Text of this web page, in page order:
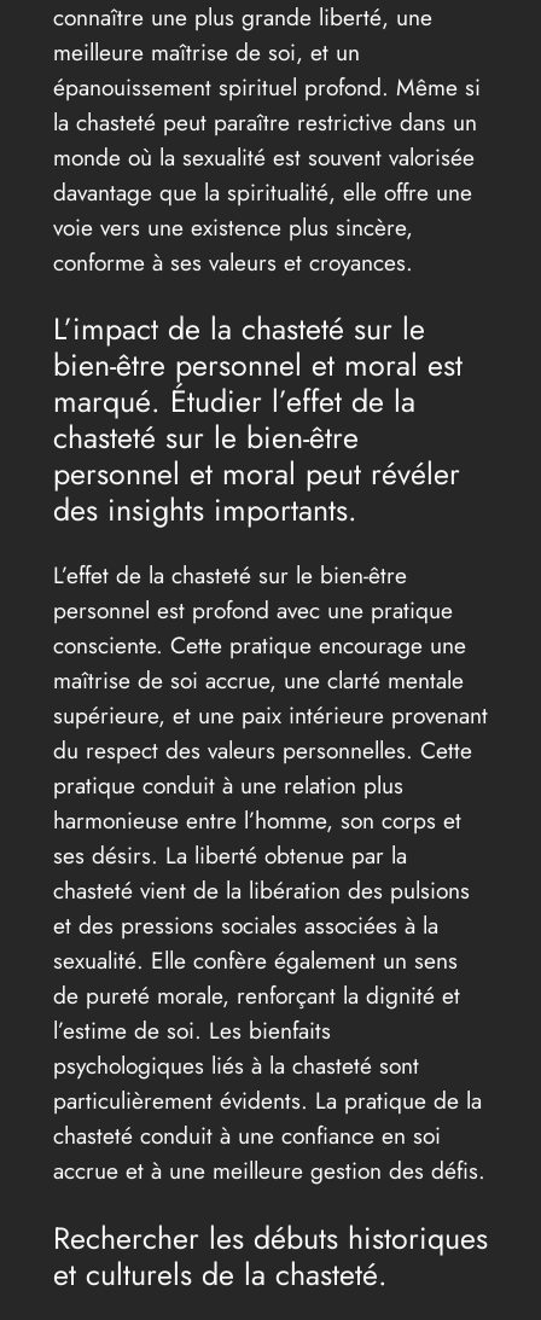
connaître une plus grande liberté, une
meilleure maîtrise de soi, et un
épanouissement spirituel profond. Même si
la chasteté peut paraître restrictive dans un
monde où la sexualité est souvent valorisée
davantage que la spiritualité, elle offre une
voie vers une existence plus sincère,
conforme à ses valeurs et croyances.
L’impact de la chasteté sur le
bien-être personnel et moral est
marqué. Étudier l’effet de la
chasteté sur le bien-être
personnel et moral peut révéler
des insights importants.
L’effet de la chasteté sur le bien-être
personnel est profond avec une pratique
consciente. Cette pratique encourage une
maîtrise de soi accrue, une clarté mentale
supérieure, et une paix intérieure provenant
du respect des valeurs personnelles. Cette
pratique conduit à une relation plus
harmonieuse entre l’homme, son corps et
ses désirs. La liberté obtenue par la
chasteté vient de la libération des pulsions
et des pressions sociales associées à la
sexualité. Elle confère également un sens
de pureté morale, renforçant la dignité et
l’estime de soi. Les bienfaits
psychologiques liés à la chasteté sont
particulièrement évidents. La pratique de la
chasteté conduit à une confiance en soi
accrue et à une meilleure gestion des défis.
Rechercher les débuts historiques
et culturels de la chasteté.